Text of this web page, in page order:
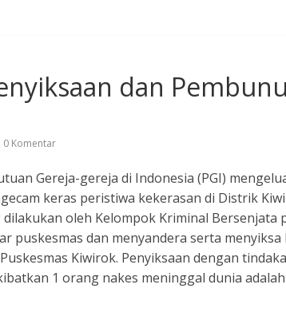
dan
0 Komentar
Gereja-gereja di Indonesia (PGI)
keras peristiwa kekerasan di Distrik
oleh Kelompok Kriminal Bersenjata
puskesmas dan menyandera serta menyiksa
Kiwirok. Penyiksaan dengan
1 orang nakes meninggal dunia